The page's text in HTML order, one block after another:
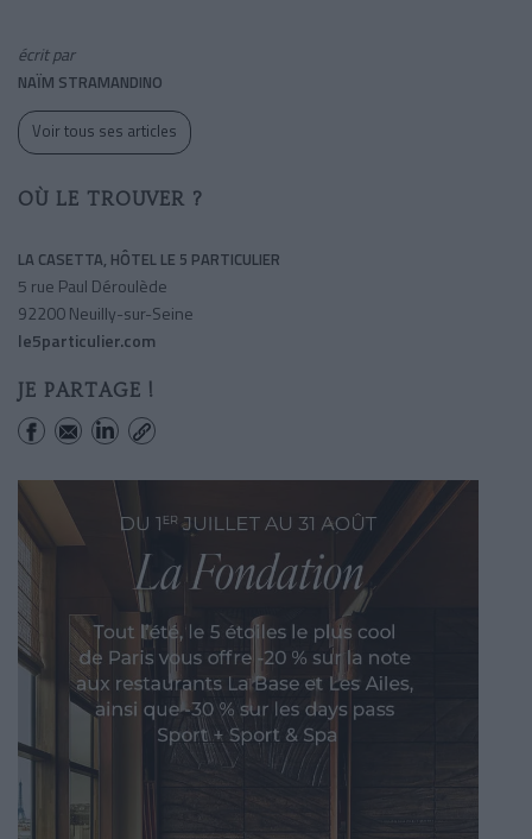
écrit par
NAÏM STRAMANDINO
Voir tous ses articles
OÙ LE TROUVER ?
LA CASETTA, HÔTEL LE 5 PARTICULIER
5 rue Paul Déroulède
92200 Neuilly-sur-Seine
le5particulier.com
JE PARTAGE !